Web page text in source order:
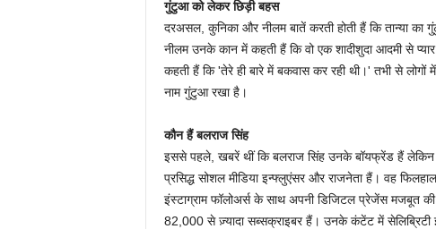
गुंटुआ को लेकर छिड़ी बहस
दरअसल, कुनिका और नीलम बातें करती होती हैं कि तान्या
नीलम उनके कान में कहती हैं कि वो एक शादीशुदा आदमी से
कहती हैं कि 'तेरे ही बारे में बकवास कर रही थी।' तभी से
नाम गुंटुआ रखा है।
कौन हैं बलराज सिंह
इससे पहले, खबरें थीं कि बलराज सिंह उनके बॉयफ्रेंड हैं लेकिन
प्रसिद्ध सोशल मीडिया इन्फ्लुएंसर और राजनेता हैं। वह
इंस्टाग्राम फॉलोअर्स के साथ अपनी डिजिटल प्रेजेंस मजबूत
82,000 से ज़्यादा सब्सक्राइबर हैं। उनके कंटेंट में सेलिब्रिटी